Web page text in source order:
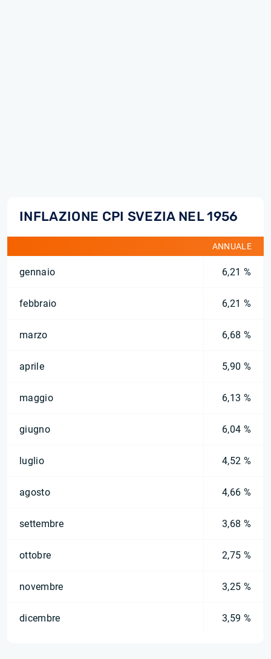
INFLAZIONE CPI SVEZIA NEL 1956
ANNUALE
gennaio 6,21 %
febbraio 6,21 %
marzo 6,68 %
aprile 5,90 %
maggio 6,13 %
giugno 6,04 %
luglio 4,52 %
agosto 4,66 %
settembre 3,68 %
ottobre 2,75 %
novembre 3,25 %
dicembre 3,59 %